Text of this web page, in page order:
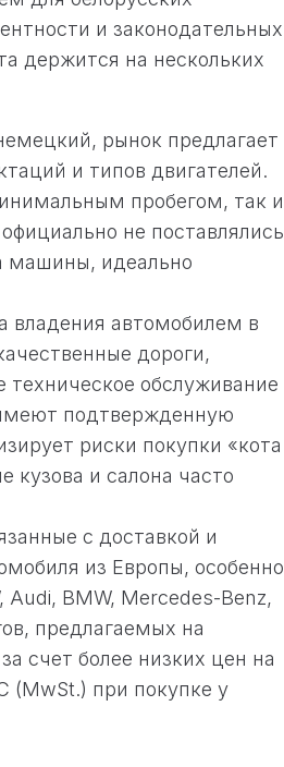
и законодательных
держится на нескольких
рынок предлагает
и типов двигателей.
пробегом, так и
не поставлялись
машины, идеально
владения автомобилем в
дороги,
техническое обслуживание
подтвержденную
риски покупки «кота
кузова и салона часто
с доставкой и
из Европы, особенно
BMW, Mercedes-Benz,
предлагаемых на
счет более низких цен на
(MwSt.) при покупке у